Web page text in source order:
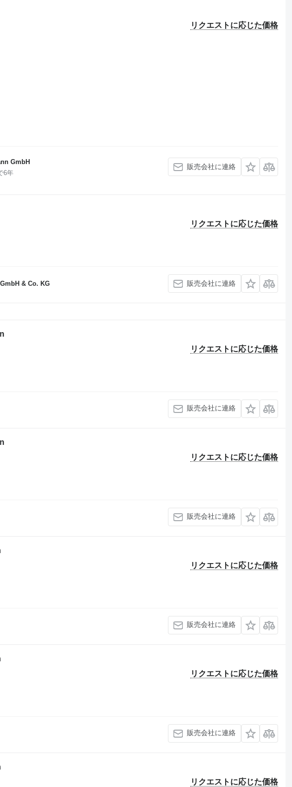
リクエストに応じた価格
GmbH
6年
販売会社に連絡
リクエストに応じた価格
& Co. KG 販売会社に連絡
リクエストに応じた価格
販売会社に連絡
リクエストに応じた価格
販売会社に連絡
リクエストに応じた価格
販売会社に連絡
リクエストに応じた価格
販売会社に連絡
リクエストに応じた価格